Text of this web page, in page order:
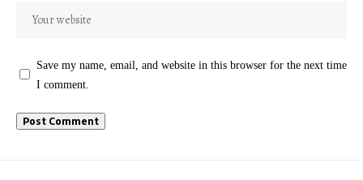
Save my name, email, and website in this browser for the next time
I comment.